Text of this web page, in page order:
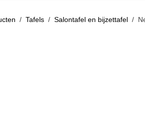
Tafels Salontafel en bijzettafel